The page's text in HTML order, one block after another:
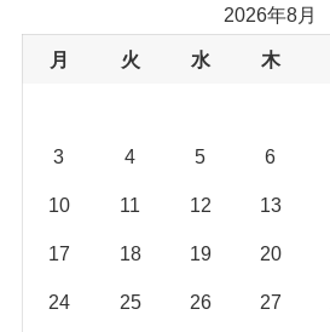
2026年8月
月 火 水 木
3 4 5 6
10 11 12 13
17 18 19 20
24 25 26 27